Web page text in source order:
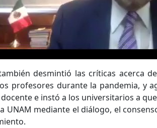
desmintió las críticas acerca
profesores durante la pandemia, y
e instó a los universitarios a
UNAM mediante el diálogo, el